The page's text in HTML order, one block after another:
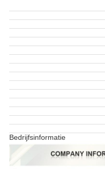
Bedrijfsinformatie